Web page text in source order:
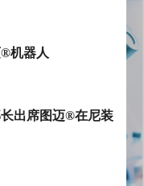
机器人
出席图迈®在尼装